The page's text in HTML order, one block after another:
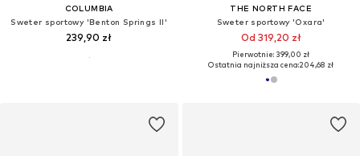
COLUMBIA
Sweter sportowy 'Benton Springs II'
239,90 zł
THE NORTH FACE
Sweter sportowy 'Oxara'
Od 319,20 zł
Pierwotnie: 399,00 zł
Ostatnia najniższa cena:204,68 zł